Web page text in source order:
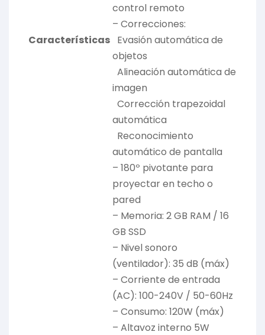
Características
control remoto
– Correcciones:
Evasión automática de
objetos
Alineación automática de
imagen
Corrección trapezoidal
automática
Reconocimiento
automático de pantalla
– 180º pivotante para
proyectar en techo o
pared
– Memoria: 2 GB RAM / 16
GB SSD
– Nivel sonoro
(ventilador): 35 dB (máx)
– Corriente de entrada
(AC): 100-240V / 50-60Hz
– Consumo: 120W (máx)
– Altavoz interno 5W